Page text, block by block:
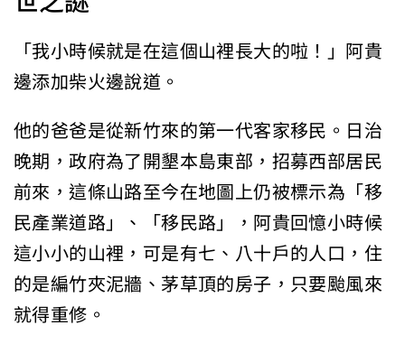
「我小時候就是在這個山裡長大的啦！」阿貴
邊添加柴火邊說道。
他的爸爸是從新竹來的第一代客家移民。日治
晚期，政府為了開墾本島東部，招募西部居民
前來，這條山路至今在地圖上仍被標示為「移
民產業道路」、「移民路」，阿貴回憶小時候
這小小的山裡，可是有七、八十戶的人口，住
的是編竹夾泥牆、茅草頂的房子，只要颱風來
就得重修。